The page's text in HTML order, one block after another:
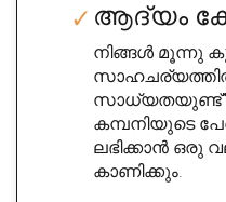
ആദ്യം
നിങ്ങൾ മൂന്നു
സാധ്യതയുണ്ട്"
കമ്പനിയുടെ
ലഭിക്കാൻ ഒരു
കാണിക്കും.